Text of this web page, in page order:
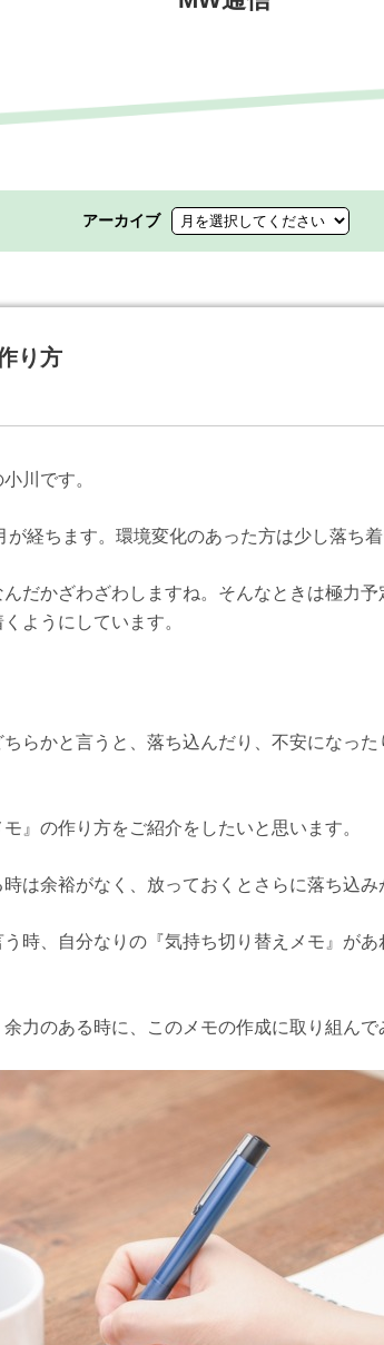
アーカイブ
り方
川です。
経ちます。環境変化のあった方は少し落ち着
だかざわざわしますね。そんなときは極力
ようにしています。
らかと言うと、落ち込んだり、不安になっ
』の作り方をご紹介をしたいと思います。
は余裕がなく、放っておくとさらに落ち込み
時、自分なりの『気持ち切り替えメモ』が
力のある時に、このメモの作成に取り組んで